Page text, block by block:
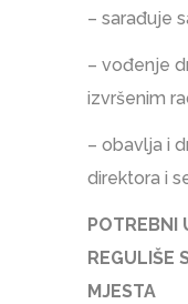
– sarađuje
– vođenje
izvršenim
– obavlja i
direktora i
POTREBNI
REGULIŠE
MJESTA